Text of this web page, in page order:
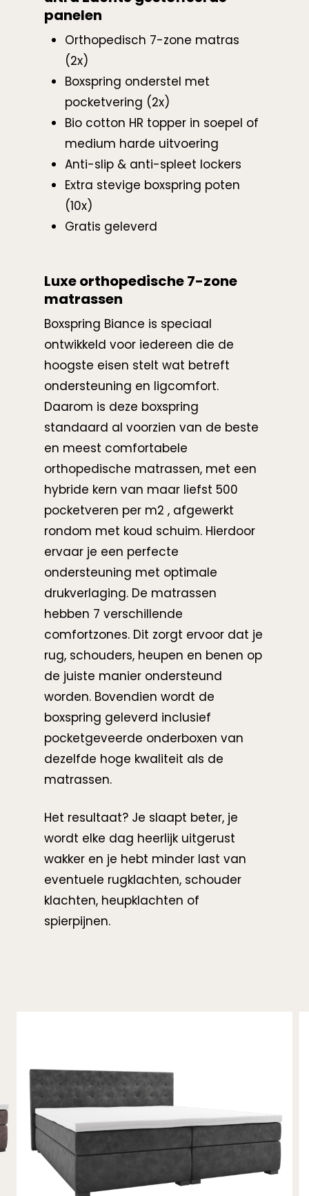
panelen
Orthopedisch 7-zone matras
(2x)
Boxspring onderstel met
pocketvering (2x)
Bio cotton HR topper in soepel of
medium harde uitvoering
Anti-slip & anti-spleet lockers
Extra stevige boxspring poten
(10x)
Gratis geleverd
Luxe orthopedische 7-zone
matrassen
Boxspring Biance is speciaal
ontwikkeld voor iedereen die de
hoogste eisen stelt wat betreft
ondersteuning en ligcomfort.
Daarom is deze boxspring
standaard al voorzien van de beste
en meest comfortabele
orthopedische matrassen, met een
hybride kern van maar liefst 500
pocketveren per m2 , afgewerkt
rondom met koud schuim. Hierdoor
ervaar je een perfecte
ondersteuning met optimale
drukverlaging. De matrassen
hebben 7 verschillende
comfortzones. Dit zorgt ervoor dat je
rug, schouders, heupen en benen op
de juiste manier ondersteund
worden. Bovendien wordt de
boxspring geleverd inclusief
pocketgeveerde onderboxen van
dezelfde hoge kwaliteit als de
matrassen.
Het resultaat? Je slaapt beter, je
wordt elke dag heerlijk uitgerust
wakker en je hebt minder last van
eventuele rugklachten, schouder
klachten, heupklachten of
spierpijnen.